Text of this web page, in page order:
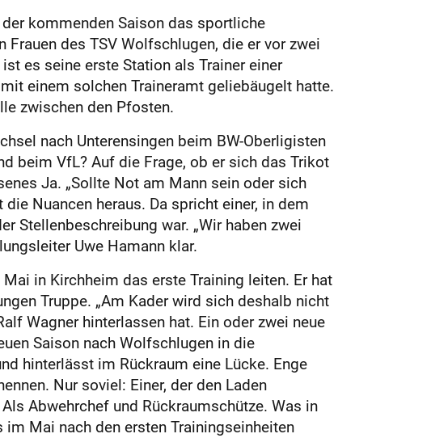
kommenden Saison das sportliche
des TSV Wolfschlugen, die er vor zwei
es seine erste Station als Trainer einer
einem solchen Traineramt geliebäugelt hatte.
zwischen den Pfosten.
nach Unterensingen beim BW-Oberligisten
beim VfL? Auf die Frage, ob er sich das Trikot
Ja. „Sollte Not am Mann sein oder sich
Nuancen heraus. Da spricht einer, in dem
Stellenbeschreibung war. „Wir haben zwei
Uwe Hamann klar.
in Kirchheim das erste Training leiten. Er hat
Truppe. „Am Kader wird sich deshalb nicht
Wagner hinterlassen hat. Ein oder zwei neue
Saison nach Wolfschlugen in die
hinterlässt im Rückraum eine Lücke. Enge
Nur soviel: Einer, der den Laden
Abwehrchef und Rückraumschütze. Was in
im Mai nach den ersten Trainingseinheiten